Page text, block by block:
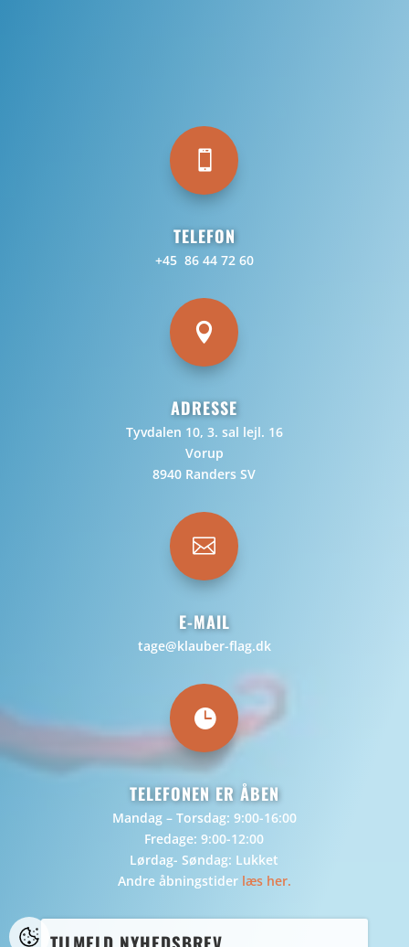

TELEFON
+45 86 44 72 60

ADRESSE
Tyvdalen 10, 3. sal lejl. 16
Vorup
8940 Randers SV

E-MAIL
tage@klauber-flag.dk

TELEFONEN ER ÅBEN
Mandag – Torsdag: 9:00-16:00
Fredage: 9:00-12:00
Lørdag- Søndag: Lukket
Andre åbningstider læs her.